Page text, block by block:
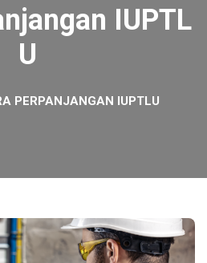
IUPTL
U
PERPANJANGAN IUPTLU